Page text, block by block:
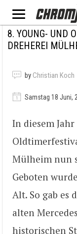
8. YOUNG- UND
DREHEREI
by Christian Koch
Samstag 18 Juni,
In diesem
Mülheim nun
Geboten
Alt. So gab es
alten
historischen